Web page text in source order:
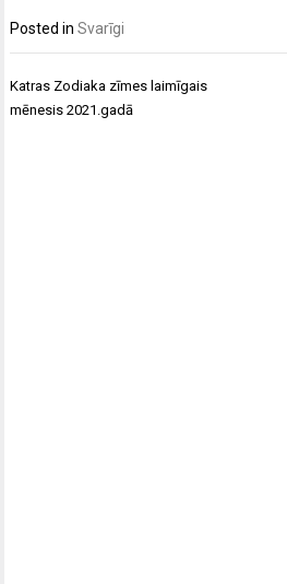
Posted inSvarīgi
Post
navigation
Katras Zodiaka zīmes laimīgais
mēnesis 2021.gadā